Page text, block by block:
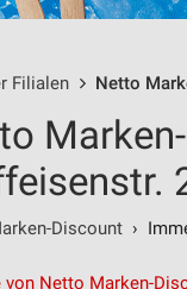
Filialen Netto
Discount ›
Netto Marken-